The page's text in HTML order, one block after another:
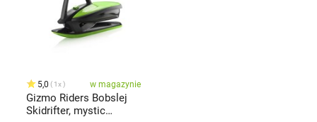
5,0 1x w magazynie
Gizmo Riders Bobslej
Skidrifter, mystic